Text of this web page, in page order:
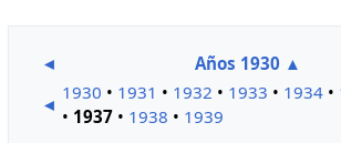
◄ Años 1930 ▲
◄
1930 • 1931 • 1932 • 1933 • 1934 •
• 1937 • 1938 • 1939